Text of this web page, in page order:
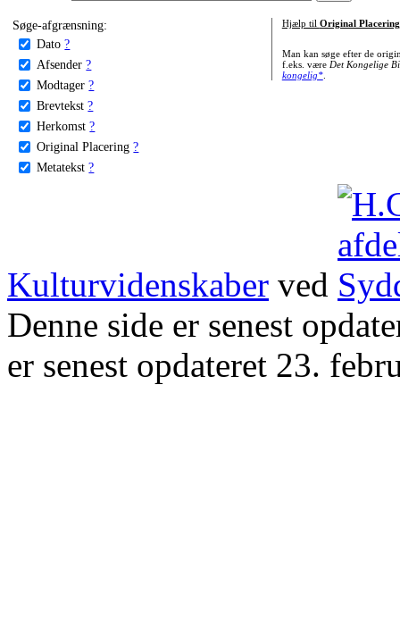
Søge-afgrænsning:
Dato ?
Afsender ?
Modtager ?
Brevtekst ?
Herkomst ?
Original Placering ?
Metatekst ?
Hjælp til Original Placering
Man kan søge efter de
f.eks. være Det Kongelige
kongelig*.
Kulturvidenskaber ved
Denne side er senest
er senest opdateret 23.